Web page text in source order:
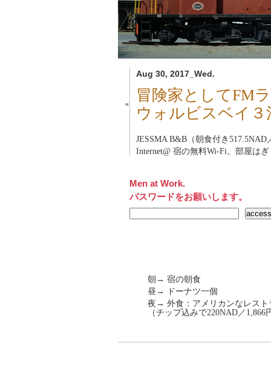
Aug 30, 2017_Wed.
■
冒険家としてFM
ウォルビスベイ
JESSMA B&B（朝食付き517.5NAD
Internet@ 宿の無料Wi-Fi。部屋は
Men at Work.
パスワードをお願いします。
朝→ 宿の朝食
昼→ ドーナツ一個
夜→ 外食：アメリカンなレスト
（チップ込みで220NAD／1,866